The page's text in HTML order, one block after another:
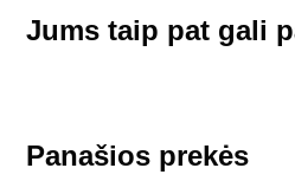
Jums taip pat gali
Panašios prekės